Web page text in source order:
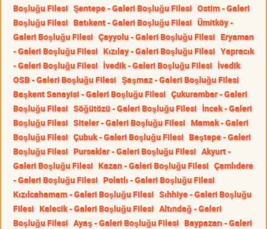
Boşluğu Filesi Şentepe - Galeri Boşluğu Filesi Ostim - Galeri
Boşluğu Filesi Batıkent - Galeri Boşluğu Filesi Ümitköy -
Galeri Boşluğu Filesi Çayyolu - Galeri Boşluğu Filesi Eryaman
- Galeri Boşluğu Filesi Kızılay - Galeri Boşluğu Filesi Yapracık
- Galeri Boşluğu Filesi İvedik - Galeri Boşluğu Filesi İvedik
OSB - Galeri Boşluğu Filesi Şaşmaz - Galeri Boşluğu Filesi
Başkent Sanayisi - Galeri Boşluğu Filesi Çukurambar - Galeri
Boşluğu Filesi Söğütözü - Galeri Boşluğu Filesi İncek - Galeri
Boşluğu Filesi Siteler - Galeri Boşluğu Filesi Mamak - Galeri
Boşluğu Filesi Çubuk - Galeri Boşluğu Filesi Beştepe - Galeri
Boşluğu Filesi Pursaklar - Galeri Boşluğu Filesi Akyurt -
Galeri Boşluğu Filesi Kazan - Galeri Boşluğu Filesi Çamlıdere
- Galeri Boşluğu Filesi Polatlı - Galeri Boşluğu Filesi
Kızılcahamam - Galeri Boşluğu Filesi Sıhhiye - Galeri Boşluğu
Filesi Kalecik - Galeri Boşluğu Filesi Altındağ - Galeri
Boşluğu Filesi Ayaş - Galeri Boşluğu Filesi Baypazarı - Galeri